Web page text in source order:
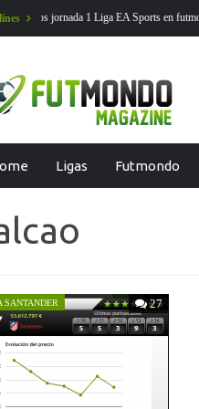
En Futmondo la
Ligas Futmondo
27
SANTANDER